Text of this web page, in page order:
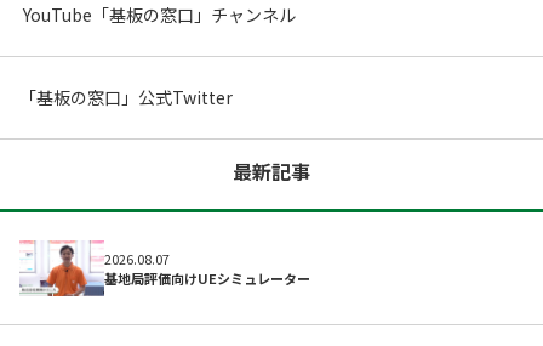
取材予定
YouTube「基板の窓口」チャンネル
「基板の窓口」公式Twitter
最新記事
2026.08.07
基地局評価向けUEシミュレーター